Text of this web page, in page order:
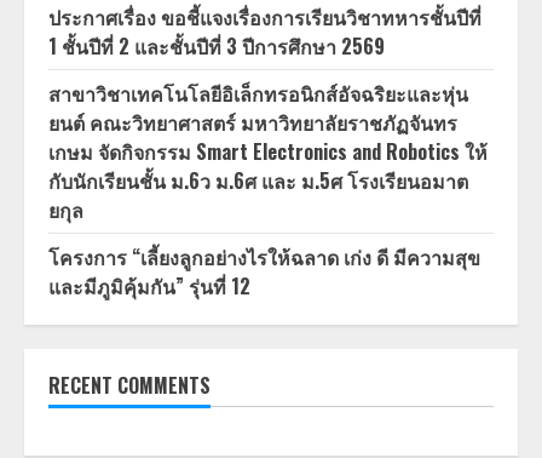
ประกาศเรื่อง ขอชี้แจงเรื่องการเรียนวิชาทหารชั้นปีที่
1 ชั้นปีที่ 2 และชั้นปีที่ 3 ปีการศึกษา 2569
สาขาวิชาเทคโนโลยีอิเล็กทรอนิกส์อัจฉริยะและหุ่น
ยนต์ คณะวิทยาศาสตร์ มหาวิทยาลัยราชภัฏจันทร
เกษม จัดกิจกรรม Smart Electronics and Robotics ให้
กับนักเรียนชั้น ม.6ว ม.6ศ และ ม.5ศ โรงเรียนอมาต
ยกุล
โครงการ “เลี้ยงลูกอย่างไรให้ฉลาด เก่ง ดี มีความสุข
และมีภูมิคุ้มกัน” รุ่นที่ 12
RECENT COMMENTS